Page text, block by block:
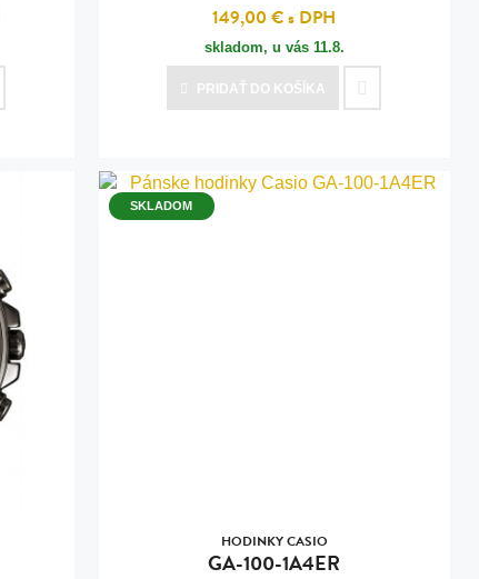
149,00 €s DPH
skladom, u vás 11.8.
PRIDAŤ DO KOŠÍKA
SKLADOM
HODINKY CASIO
GA-100-1A4ER